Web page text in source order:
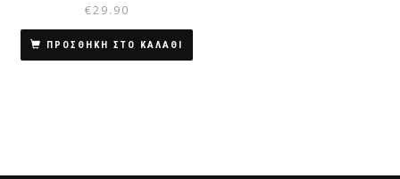
€29.90
ΠΡΟΣΘΗΚΗ ΣΤΟ ΚΑΛΑΘΙ